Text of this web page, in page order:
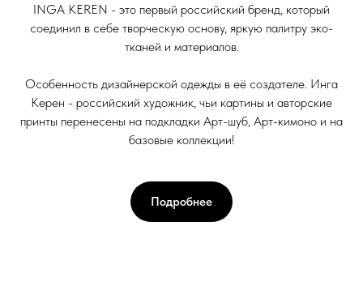
INGA KEREN - это первый российский бренд, который
соединил в себе творческую основу, яркую палитру эко-
тканей и материалов.
Особенность дизайнерской одежды в её создателе. Инга
Керен - российский художник, чьи картины и авторские
принты перенесены на подкладки Арт-шуб, Арт-кимоно и на
базовые коллекции!
Подробнее